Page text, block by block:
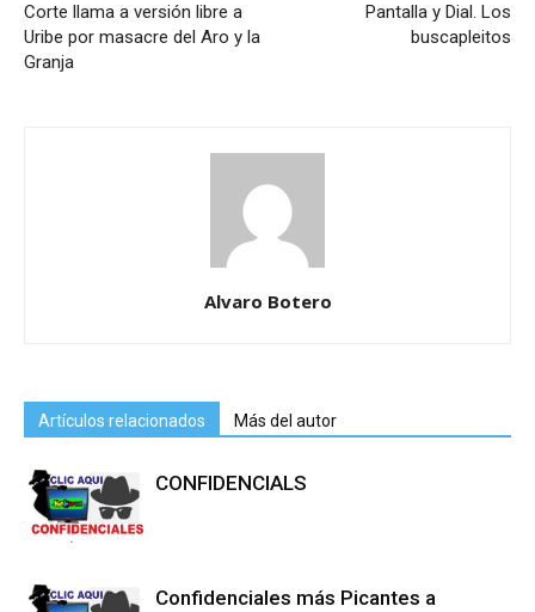
Corte llama a versión libre a
Uribe por masacre del Aro y la
Granja
Pantalla y Dial. Los
buscapleitos
Alvaro Botero
Artículos relacionados Más del autor
CONFIDENCIALS
Confidenciales más Picantes a